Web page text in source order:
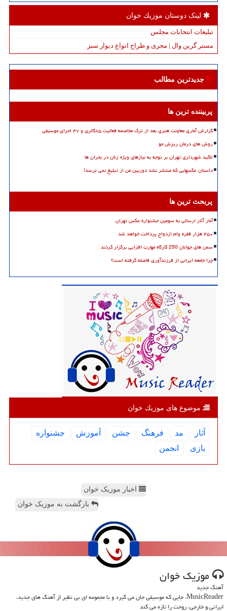
لینک دوستان موزیك خوان
تبلیغات انتخابات مجلس
مستر گرین وال | مجری و طراح انواع دیوار سبز
جدیدترین مطالب
پربیننده ترین ها
گزارش آماری معاونت هنری بعد از ترک مخاصمه فعالیت ۸۵گالری و ۴۷ اجرای موسیقی
روش های درمان ریزش مو
تاکید شهرداری تهران بر توجه به نیازهای ویژه زنان در بحران ها
داستان عکسهایی که منتشر نشد دوربین من از تبلیغ نمی ترسد!
پربحث ترین ها
آمار آثار ارسالی به سومین جشنواره عکس تهران
۴۵۰ هزار فقره وام ازدواج پرداخت خواهد شد
سمن های جوانان 250 کارگاه مهارت افزایی برگزار کردند
چرا جامعه ایرانی از فرزندآوری فاصله گرفته است؟
موضوع های موزیك خوان
آثار مد فرهنگ جشن آموزش
جشنواره
بازی
انجمن
اخبار موزیک خوان
بازگشت به موزیک خوان
موزیك خوان
آهنگ جدید
MusicReader، جایی که موسیقی جان می گیرد و با مجموعه ای بی نظیر از آهنگ های جدید،
ایرانی و خارجی، روحت را تازه می کند